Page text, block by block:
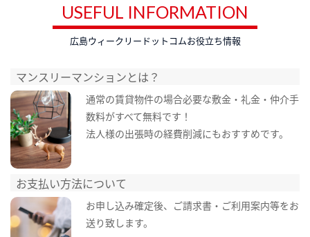
USEFUL INFORMATION
広島ウィークリードットコムお役立ち情報
マンスリーマンションとは？
通常の賃貸物件の場合必要な敷金・礼金・仲介手
数料がすべて無料です！
法人様の出張時の経費削減にもおすすめです。
お支払い方法について
お申し込み確定後、ご請求書・ご利用案内等をお
送り致します。